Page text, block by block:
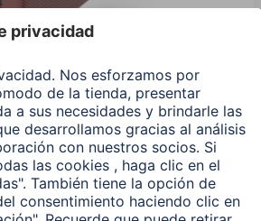
10", 10000 mAh, 2 Salidas: